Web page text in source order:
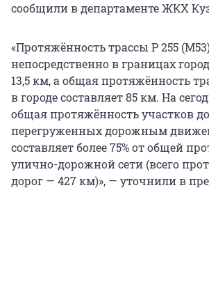
сообщили в департаменте ЖКХ
«Протяжённость трассы Р 255
непосредственно в границах
13,5 км, а общая протяжённость
в городе составляет 85 км. На
общая протяжённость участков
перегруженных дорожным
составляет более 75% от общей
улично-дорожной сети (всего
дорог — 427 км)», — уточнили в